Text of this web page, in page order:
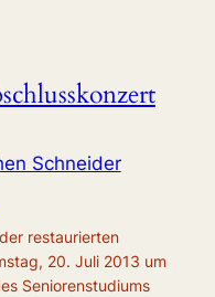
Schneider
restaurierten
20. Juli 2013 um
Seniorenstudiums